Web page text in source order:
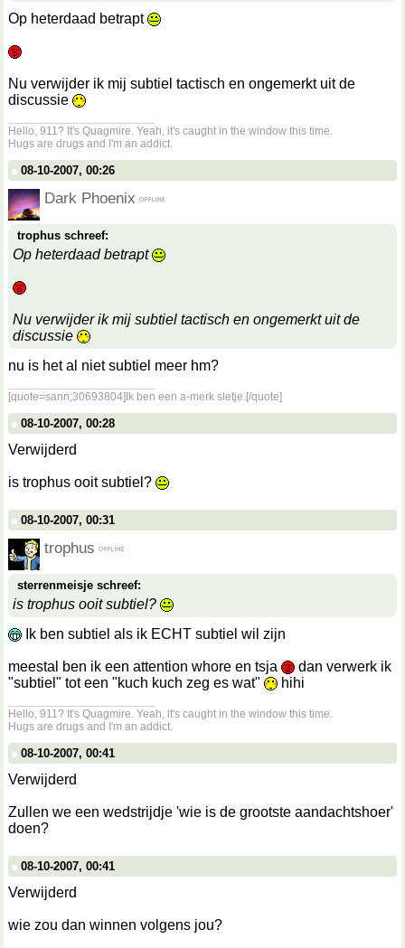
Op heterdaad betrapt
Nu verwijder ik mij subtiel tactisch en ongemerkt uit de
discussie
Hello, 911? It's Quagmire. Yeah, it's caught in the window this time.
Hugs are drugs and I'm an addict.
08-10-2007, 00:26
Dark Phoenix
trophus schreef:
Op heterdaad betrapt
Nu verwijder ik mij subtiel tactisch en ongemerkt uit de
discussie
nu is het al niet subtiel meer hm?
[quote=sann;30693804]Ik ben een a-merk sletje.[/quote]
08-10-2007, 00:28
Verwijderd
is trophus ooit subtiel?
08-10-2007, 00:31
trophus
sterrenmeisje schreef:
is trophus ooit subtiel?
Ik ben subtiel als ik ECHT subtiel wil zijn
meestal ben ik een attention whore en tsja
dan verwerk ik
"subtiel" tot een "kuch kuch zeg es wat"
hihi
Hello, 911? It's Quagmire. Yeah, it's caught in the window this time.
Hugs are drugs and I'm an addict.
08-10-2007, 00:41
Verwijderd
Zullen we een wedstrijdje 'wie is de grootste aandachtshoer'
doen?
08-10-2007, 00:41
Verwijderd
wie zou dan winnen volgens jou?